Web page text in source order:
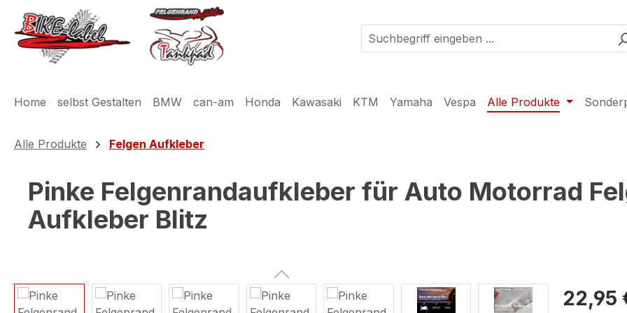
Hauptinhalt springen
Zur Suche springen
Zur Hauptnavigation springen
Home selbst Gestalten BMW can-am Honda Kawasaki KTM Yamaha Vespa Alle Produkte
Alle Produkte Felgen Aufkleber
Pinke Felgenrandaufkleber für Auto Motorrad
Aufkleber Blitz
Bildergalerie überspringen 22,95